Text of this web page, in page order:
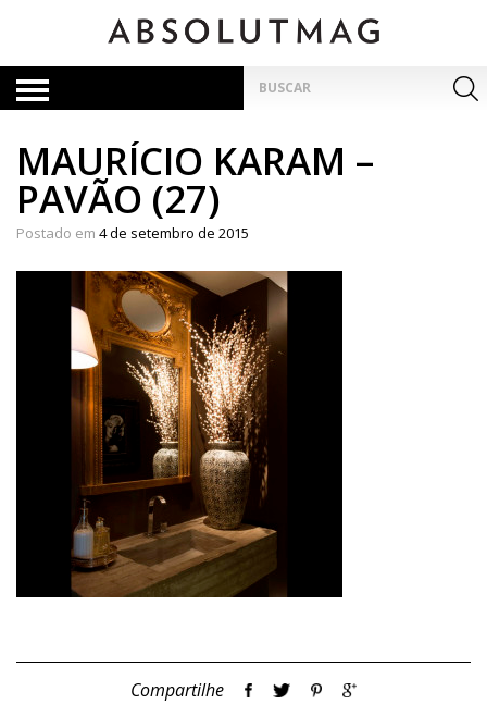
por:
MAURÍCIO KARAM –
PAVÃO (27)
Postado em 4 de setembro de 2015
Compartilhe